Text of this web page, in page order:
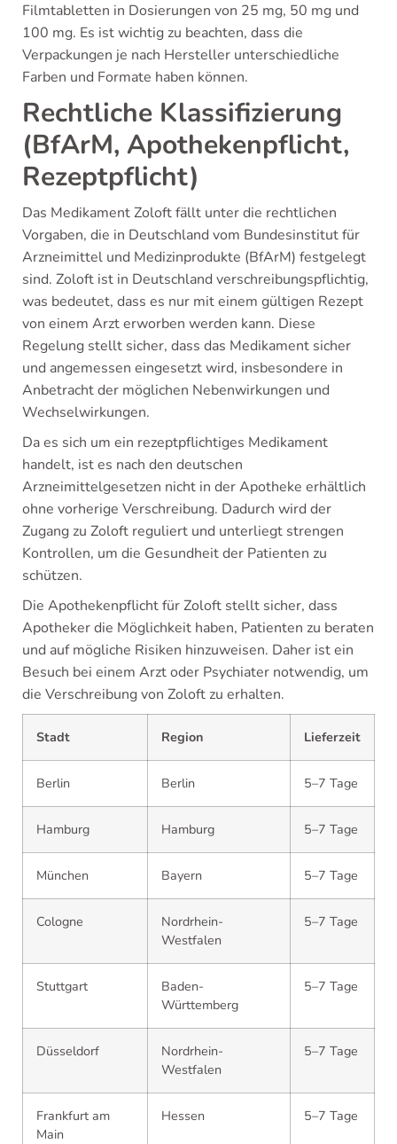
Filmtabletten in Dosierungen von 25 mg, 50 mg und
100 mg. Es ist wichtig zu beachten, dass die
Verpackungen je nach Hersteller unterschiedliche
Farben und Formate haben können.
Rechtliche Klassifizierung
(BfArM, Apothekenpflicht,
Rezeptpflicht)
Das Medikament Zoloft fällt unter die rechtlichen
Vorgaben, die in Deutschland vom Bundesinstitut für
Arzneimittel und Medizinprodukte (BfArM) festgelegt
sind. Zoloft ist in Deutschland verschreibungspflichtig,
was bedeutet, dass es nur mit einem gültigen Rezept
von einem Arzt erworben werden kann. Diese
Regelung stellt sicher, dass das Medikament sicher
und angemessen eingesetzt wird, insbesondere in
Anbetracht der möglichen Nebenwirkungen und
Wechselwirkungen.
Da es sich um ein rezeptpflichtiges Medikament
handelt, ist es nach den deutschen
Arzneimittelgesetzen nicht in der Apotheke erhältlich
ohne vorherige Verschreibung. Dadurch wird der
Zugang zu Zoloft reguliert und unterliegt strengen
Kontrollen, um die Gesundheit der Patienten zu
schützen.
Die Apothekenpflicht für Zoloft stellt sicher, dass
Apotheker die Möglichkeit haben, Patienten zu beraten
und auf mögliche Risiken hinzuweisen. Daher ist ein
Besuch bei einem Arzt oder Psychiater notwendig, um
die Verschreibung von Zoloft zu erhalten.
Stadt Region Lieferzeit
Berlin Berlin 5–7 Tage
Hamburg Hamburg 5–7 Tage
München Bayern 5–7 Tage
Cologne
Nordrhein-
Westfalen
5–7 Tage
Stuttgart
Baden-
Württemberg
5–7 Tage
Düsseldorf
Nordrhein-
Westfalen
5–7 Tage
Frankfurt am
Main
Hessen 5–7 Tage